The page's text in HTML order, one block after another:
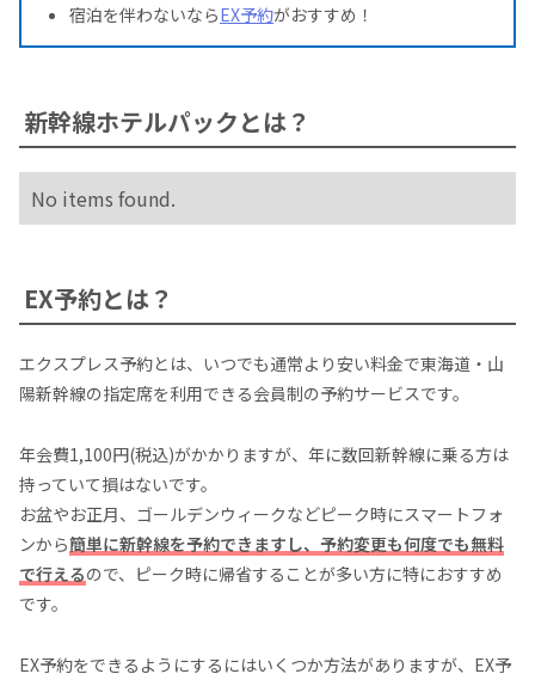
宿泊を伴わないならEX予約がおすすめ！
新幹線ホテルパックとは？
No items found.
EX予約とは？
エクスプレス予約とは、いつでも通常より安い料金で東海道・山
陽新幹線の指定席を利用できる会員制の予約サービスです。
年会費1,100円(税込)がかかりますが、年に数回新幹線に乗る方は
持っていて損はないです。
お盆やお正月、ゴールデンウィークなどピーク時にスマートフォ
ンから簡単に新幹線を予約できますし、予約変更も何度でも無料
で行えるので、ピーク時に帰省することが多い方に特におすすめ
です。
EX予約をできるようにするにはいくつか方法がありますが、EX予